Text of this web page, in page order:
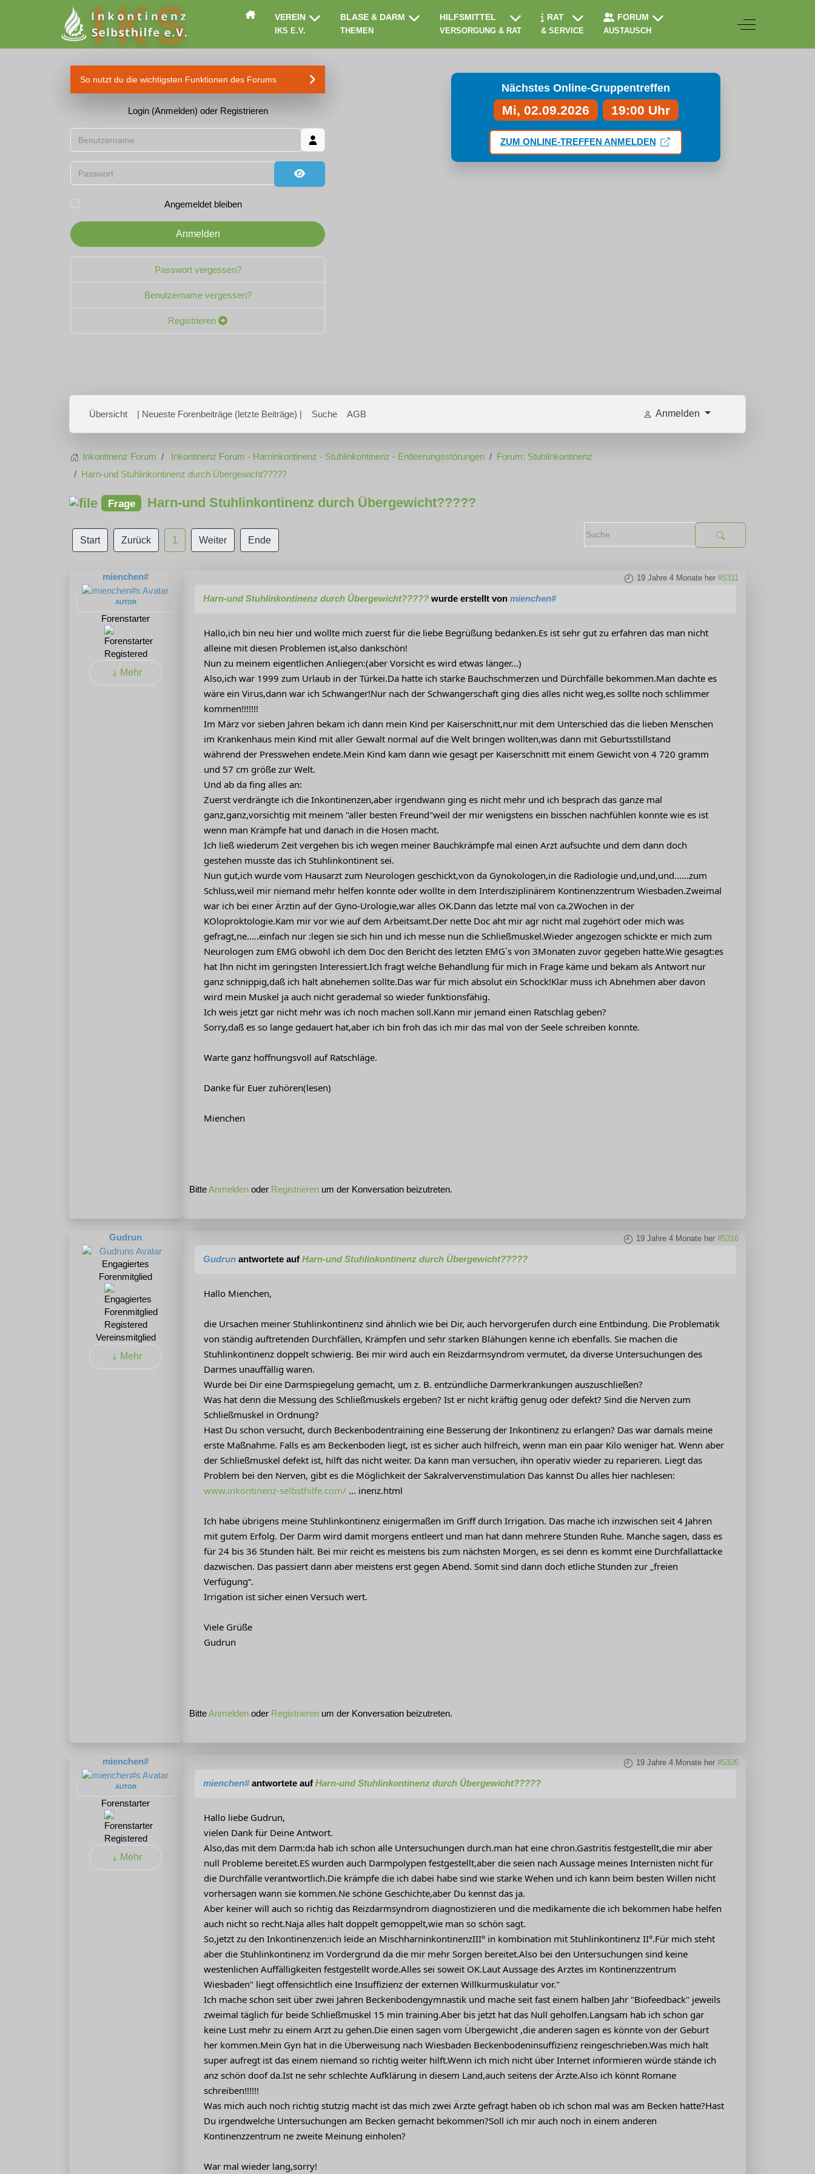
VEREIN
IKS E.V.
BLASE & DARM
THEMEN
HILFSMITTEL
VERSORGUNG & RAT
RAT
& SERVICE
FORUM
AUSTAUSCH
Off-Canvas
So nutzt du die wichtigsten Funktionen des Forums
Login (Anmelden) oder Registrieren
Benutzername
Passwort
Passwort anzeigen
Angemeldet bleiben
Anmelden
Passwort vergessen?
Benutzername vergessen?
Registrieren
Nächstes Online-Gruppentreffen
Mi, 02.09.2026 19:00 Uhr
ZUM ONLINE-TREFFEN ANMELDEN
Übersicht | Neueste Forenbeiträge (letzte Beiträge) | Suche AGB Anmelden
Inkontinenz Forum Inkontinenz Forum - Harninkontinenz - Stuhlinkontinenz - Entleerungsstörungen
Forum: Stuhlinkontinenz
Harn-und Stuhlinkontinenz durch Übergewicht?????
Frage Harn-und Stuhlinkontinenz durch Übergewicht?????
Start Zurück 1 Weiter Ende
mienchen#
AUTOR
Forenstarter
Registered
Mehr
19 Jahre 4 Monate her #5311
Harn-und Stuhlinkontinenz durch Übergewicht????? wurde erstellt von mienchen#
Hallo,ich bin neu hier und wollte mich zuerst für die liebe Begrüßung bedanken.Es ist sehr gut zu erfahren das man nicht
alleine mit diesen Problemen ist,also dankschön!
Nun zu meinem eigentlichen Anliegen:(aber Vorsicht es wird etwas länger...)
Also,ich war 1999 zum Urlaub in der Türkei.Da hatte ich starke Bauchschmerzen und Dürchfälle bekommen.Man dachte es
wäre ein Virus,dann war ich Schwanger!Nur nach der Schwangerschaft ging dies alles nicht weg,es sollte noch schlimmer
kommen!!!!!!!
Im März vor sieben Jahren bekam ich dann mein Kind per Kaiserschnitt,nur mit dem Unterschied das die lieben Menschen
im Krankenhaus mein Kind mit aller Gewalt normal auf die Welt bringen wollten,was dann mit Geburtsstillstand
während der Presswehen endete.Mein Kind kam dann wie gesagt per Kaiserschnitt mit einem Gewicht von 4 720 gramm
und 57 cm größe zur Welt.
Und ab da fing alles an:
Zuerst verdrängte ich die Inkontinenzen,aber irgendwann ging es nicht mehr und ich besprach das ganze mal
ganz,ganz,vorsichtig mit meinem "aller besten Freund"weil der mir wenigstens ein bisschen nachfühlen konnte wie es ist
wenn man Krämpfe hat und danach in die Hosen macht.
Ich ließ wiederum Zeit vergehen bis ich wegen meiner Bauchkrämpfe mal einen Arzt aufsuchte und dem dann doch
gestehen musste das ich Stuhlinkontinent sei.
Nun gut,ich wurde vom Hausarzt zum Neurologen geschickt,von da Gynokologen,in die Radiologie und,und,und......zum
Schluss,weil mir niemand mehr helfen konnte oder wollte in dem Interdisziplinärem Kontinenzzentrum Wiesbaden.Zweimal
war ich bei einer Ärztin auf der Gyno-Urologie,war alles OK.Dann das letzte mal von ca.2Wochen in der
KOloproktologie.Kam mir vor wie auf dem Arbeitsamt.Der nette Doc aht mir agr nicht mal zugehört oder mich was
gefragt,ne.....einfach nur :legen sie sich hin und ich messe nun die Schließmuskel.Wieder angezogen schickte er mich zum
Neurologen zum EMG obwohl ich dem Doc den Bericht des letzten EMG`s von 3Monaten zuvor gegeben hatte.Wie gesagt:es
hat Ihn nicht im geringsten Interessiert.Ich fragt welche Behandlung für mich in Frage käme und bekam als Antwort nur
ganz schnippig,daß ich halt abnehemen sollte.Das war für mich absolut ein Schock!Klar muss ich Abnehmen aber davon
wird mein Muskel ja auch nicht gerademal so wieder funktionsfähig.
Ich weis jetzt gar nicht mehr was ich noch machen soll.Kann mir jemand einen Ratschlag geben?
Sorry,daß es so lange gedauert hat,aber ich bin froh das ich mir das mal von der Seele schreiben konnte.
Warte ganz hoffnungsvoll auf Ratschläge.
Danke für Euer zuhören(lesen)
Mienchen
BitteAnmelden oder Registrieren um der Konversation beizutreten.
Gudrun
Engagiertes
Forenmitglied
Registered
Vereinsmitglied
Mehr
19 Jahre 4 Monate her #5316
Gudrun antwortete auf Harn-und Stuhlinkontinenz durch Übergewicht?????
Hallo Mienchen,
die Ursachen meiner Stuhlinkontinenz sind ähnlich wie bei Dir, auch hervorgerufen durch eine Entbindung. Die Problematik
von ständig auftretenden Durchfällen, Krämpfen und sehr starken Blähungen kenne ich ebenfalls. Sie machen die
Stuhlinkontinenz doppelt schwierig. Bei mir wird auch ein Reizdarmsyndrom vermutet, da diverse Untersuchungen des
Darmes unauffällig waren.
Wurde bei Dir eine Darmspiegelung gemacht, um z. B. entzündliche Darmerkrankungen auszuschließen?
Was hat denn die Messung des Schließmuskels ergeben? Ist er nicht kräftig genug oder defekt? Sind die Nerven zum
Schließmuskel in Ordnung?
Hast Du schon versucht, durch Beckenbodentraining eine Besserung der Inkontinenz zu erlangen? Das war damals meine
erste Maßnahme. Falls es am Beckenboden liegt, ist es sicher auch hilfreich, wenn man ein paar Kilo weniger hat. Wenn aber
der Schließmuskel defekt ist, hilft das nicht weiter. Da kann man versuchen, ihn operativ wieder zu reparieren. Liegt das
Problem bei den Nerven, gibt es die Möglichkeit der Sakralvervenstimulation Das kannst Du alles hier nachlesen:
www.inkontinenz-selbsthilfe.com/ ... inenz.html
Ich habe übrigens meine Stuhlinkontinenz einigermaßen im Griff durch Irrigation. Das mache ich inzwischen seit 4 Jahren
mit gutem Erfolg. Der Darm wird damit morgens entleert und man hat dann mehrere Stunden Ruhe. Manche sagen, dass es
für 24 bis 36 Stunden hält. Bei mir reicht es meistens bis zum nächsten Morgen, es sei denn es kommt eine Durchfallattacke
dazwischen. Das passiert dann aber meistens erst gegen Abend. Somit sind dann doch etliche Stunden zur „freien
Verfügung“.
Irrigation ist sicher einen Versuch wert.
Viele Grüße
Gudrun
BitteAnmelden oder Registrieren um der Konversation beizutreten.
mienchen#
AUTOR
Forenstarter
Registered
Mehr
19 Jahre 4 Monate her #5326
mienchen#antwortete auf Harn-und Stuhlinkontinenz durch Übergewicht?????
Hallo liebe Gudrun,
vielen Dank für Deine Antwort.
Also,das mit dem Darm:da hab ich schon alle Untersuchungen durch.man hat eine chron.Gastritis festgestellt,die mir aber
null Probleme bereitet.ES wurden auch Darmpolypen festgestellt,aber die seien nach Aussage meines Internisten nicht für
die Durchfälle verantwortlich.Die krämpfe die ich dabei habe sind wie starke Wehen und ich kann beim besten Willen nicht
vorhersagen wann sie kommen.Ne schöne Geschichte,aber Du kennst das ja.
Aber keiner will auch so richtig das Reizdarmsyndrom diagnostizieren und die medikamente die ich bekommen habe helfen
auch nicht so recht.Naja alles halt doppelt gemoppelt,wie man so schön sagt.
So,jetzt zu den Inkontinenzen:ich leide an MischharninkontinenzIII° in kombination mit Stuhlinkontinenz II°.Für mich steht
aber die Stuhlinkontinenz im Vordergrund da die mir mehr Sorgen bereitet.Also bei den Untersuchungen sind keine
westenlichen Auffälligkeiten festgestellt worde.Alles sei soweit OK.Laut Aussage des Arztes im Kontinenzzentrum
Wiesbaden" liegt offensichtlich eine Insuffizienz der externen Willkurmuskulatur vor."
Ich mache schon seit über zwei Jahren Beckenbodengymnastik und mache seit fast einem halben Jahr "Biofeedback" jeweils
zweimal täglich für beide Schließmuskel 15 min training.Aber bis jetzt hat das Null geholfen.Langsam hab ich schon gar
keine Lust mehr zu einem Arzt zu gehen.Die einen sagen vom Übergewicht ,die anderen sagen es könnte von der Geburt
her kommen.Mein Gyn hat in die Überweisung nach Wiesbaden Beckenbodeninsuffizienz reingeschrieben.Was mich halt
super aufregt ist das einem niemand so richtig weiter hilft.Wenn ich mich nicht über Internet informieren würde stände ich
anz schön doof da.Ist ne sehr schlechte Aufklärung in diesem Land,auch seitens der Ärzte.Also ich könnt Romane
schreiben!!!!!!
Was mich auch noch richtig stutzig macht ist das mich zwei Ärzte gefragt haben ob ich schon mal was am Becken hatte?Hast
Du irgendwelche Untersuchungen am Becken gemacht bekommen?Soll ich mir auch noch in einem anderen
Kontinenzzentrum ne zweite Meinung einholen?
War mal wieder lang,sorry!